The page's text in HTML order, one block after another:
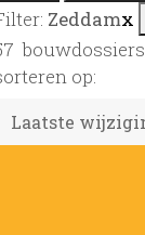
Zeddamx
bouwdossiers
op: